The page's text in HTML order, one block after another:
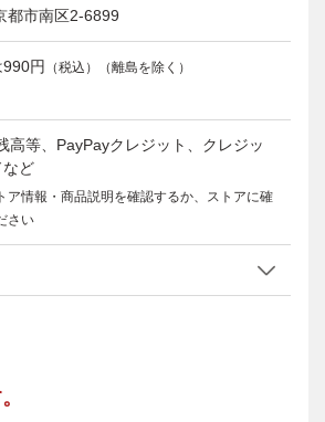
都市南区2-6899
990円 （税込）（離島を除く）
高等、PayPayクレジット、クレジッ
など
ア情報・商品説明を確認するか、ストアに確
さい